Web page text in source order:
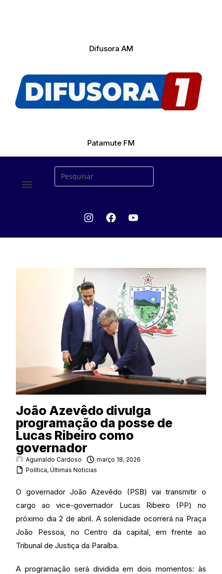
Difusora AM
Patamute FM
João Azevêdo divulga
programação da posse de
Lucas Ribeiro como
governador
Aguinaldo Cardoso
março 18, 2026
Política,Últimas Noticias
O governador João Azevêdo (PSB) vai transmitir o
cargo ao vice-governador Lucas Ribeiro (PP) no
próximo dia 2 de abril. A solenidade ocorrerá na Praça
João Pessoa, no Centro da capital, em frente ao
Tribunal de Justiça da Paraíba.
A programação será dividida em dois momentos: às